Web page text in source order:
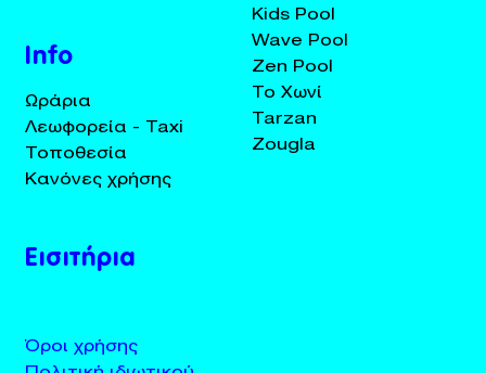
Info
Ωράρια
Λεωφορεία - Taxi
Τοποθεσία
Κανόνες χρήσης
Kids Pool
Wave Pool
Zen Pool
Το Χωνί
Tarzan
Zougla
Εισιτήρια
Όροι χρήσης